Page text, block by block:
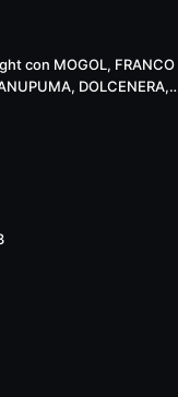
Live
con MOGOL, FRANCO
DOLCENERA,